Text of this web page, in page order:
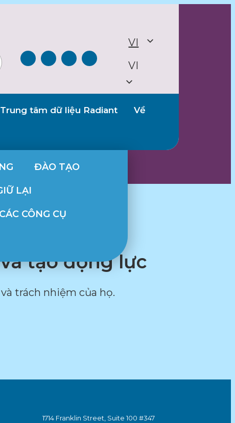
VI
VI
Trung tâm dữ liệu Radiant Về
ĐÀO TẠO
LẠI
CÔNG CỤ
tạo động lực
trách nhiệm của họ.
1714 Franklin Street, Suite 100 #347